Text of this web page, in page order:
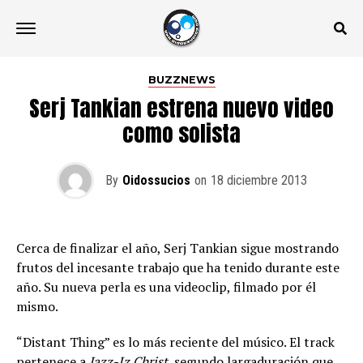
BUZZNEWS
Serj Tankian estrena nuevo video
como solista
By Oidossucios on 18 diciembre 2013
Cerca de finalizar el año, Serj Tankian sigue mostrando
frutos del incesante trabajo que ha tenido durante este
año. Su nueva perla es una videoclip, filmado por él
mismo.
“Distant Thing” es lo más reciente del músico. El track